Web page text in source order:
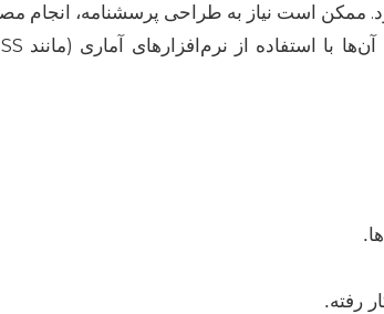
ممکن است نیاز به طراحی پرسشنامه، انجام
رفته.